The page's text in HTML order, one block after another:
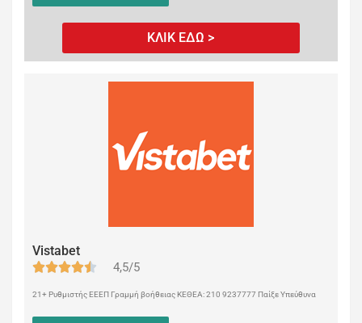
ΚΛΙΚ ΕΔΩ >
Vistabet
4,5/5
21+ Ρυθμιστής ΕΕΕΠ Γραμμή βοήθειας ΚΕΘΕΑ: 210 9237777 Παίξε Υπεύθυνα